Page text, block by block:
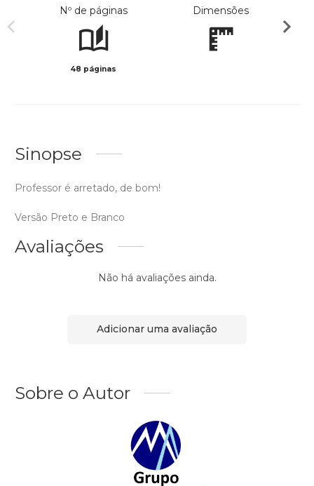
Nº de páginas
48 páginas
Dimensões
Sinopse
Professor é arretado, de bom!
Versão Preto e Branco
Avaliações
Não há avaliações ainda.
Adicionar uma avaliação
Sobre o Autor